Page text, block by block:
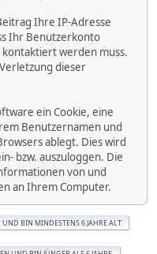
Ihre IP-Adresse
Ihr Benutzerkonto
werden muss.
dieser
ein Cookie, eine
Benutzernamen und
ablegt. Dies wird
bzw. auszuloggen. Die
von und
an Ihrem Computer.